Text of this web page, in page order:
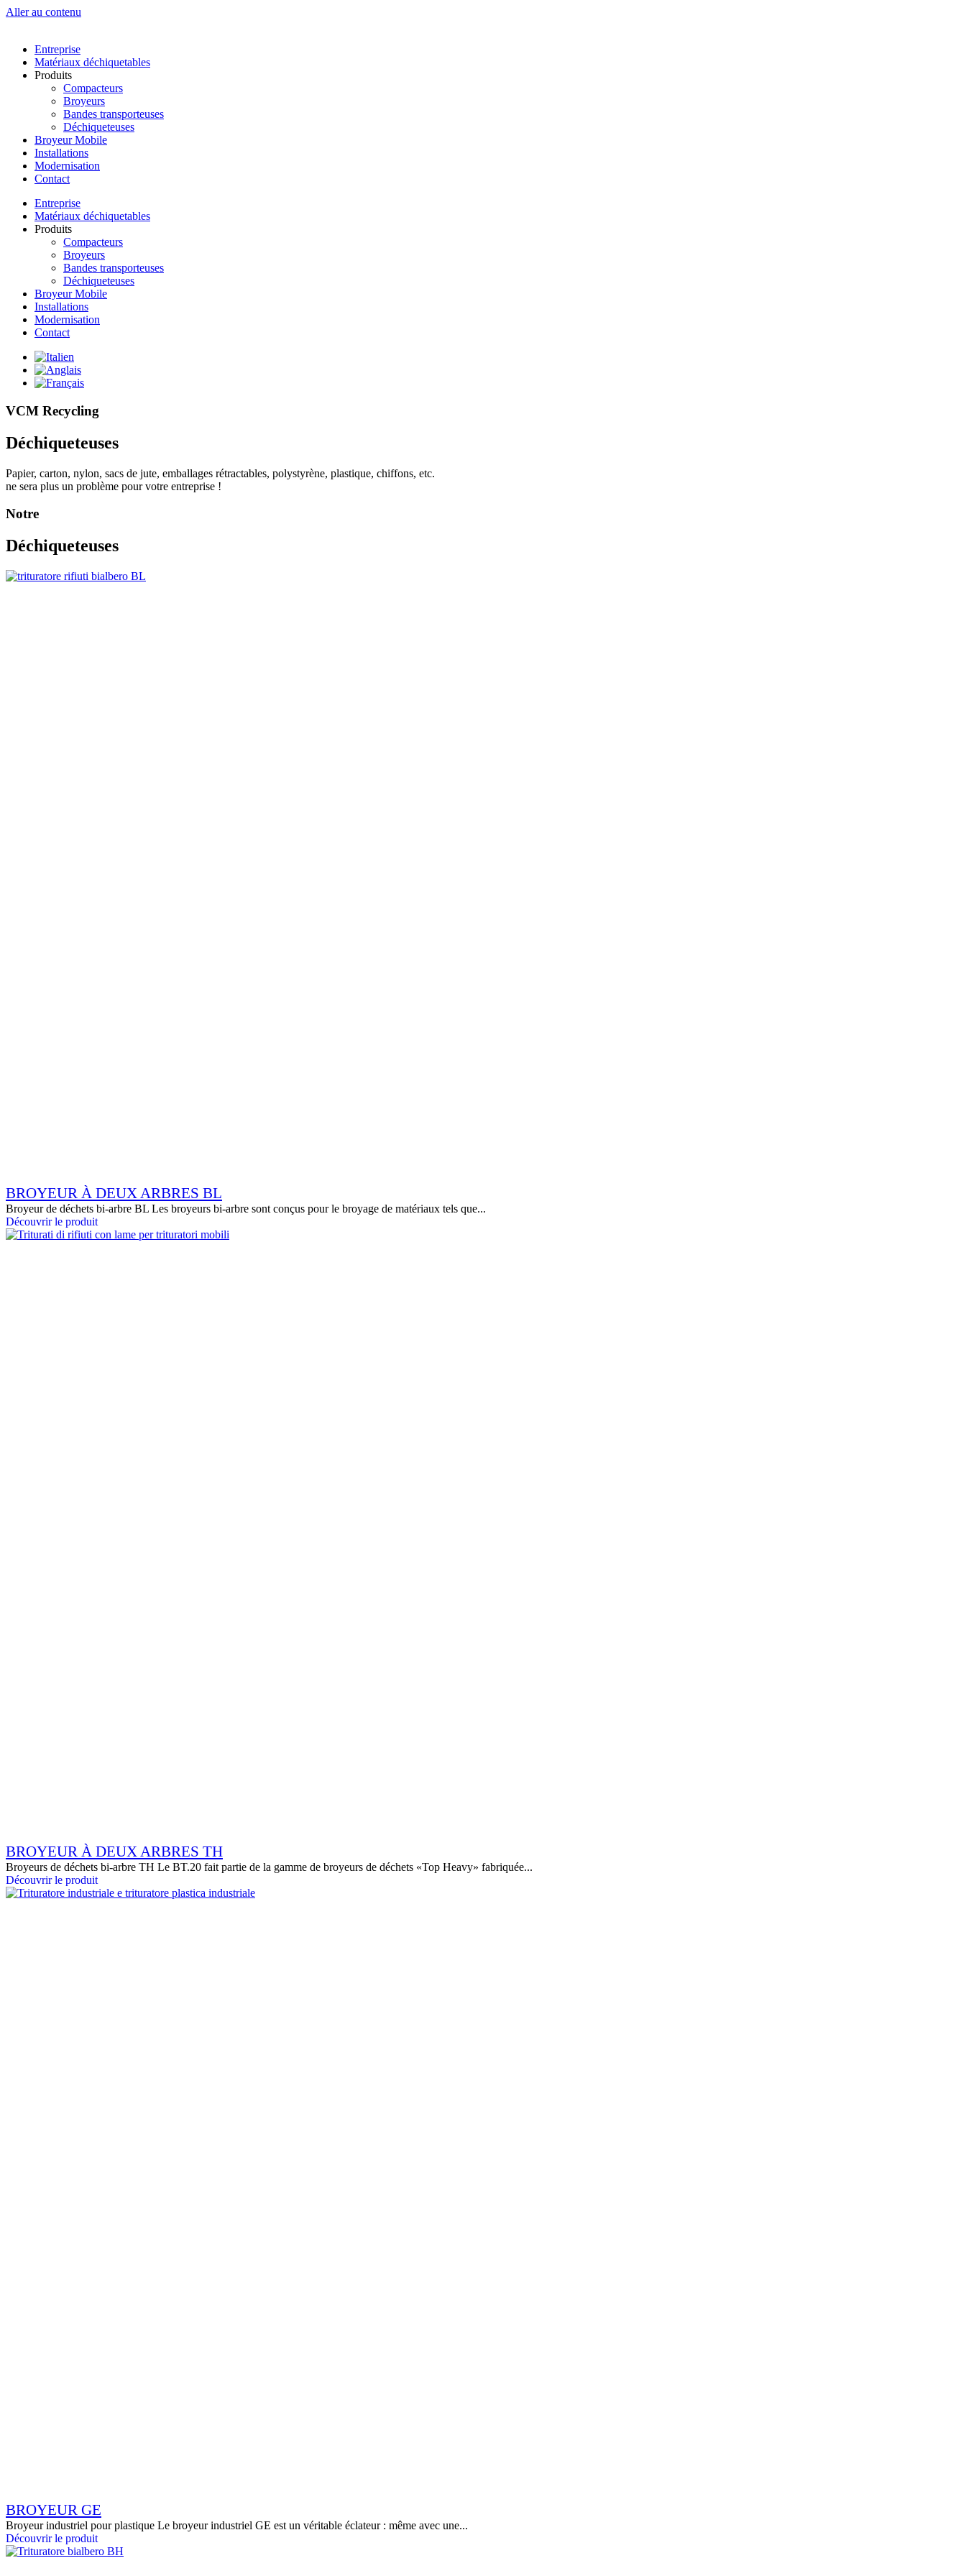
Aller au contenu
Entreprise
Matériaux déchiquetables
Produits
Compacteurs
Broyeurs
Bandes transporteuses
Déchiqueteuses
Broyeur Mobile
Installations
Modernisation
Contact
Entreprise
Matériaux déchiquetables
Produits
Compacteurs
Broyeurs
Bandes transporteuses
Déchiqueteuses
Broyeur Mobile
Installations
Modernisation
Contact
VCM Recycling
Déchiqueteuses
Papier, carton, nylon, sacs de jute, emballages rétractables, polystyrène, plastique, chiffons, etc.
ne sera plus un problème pour votre entreprise !
Notre
Déchiqueteuses
BROYEUR À DEUX ARBRES BL
Broyeur de déchets bi-arbre BL Les broyeurs bi-arbre sont conçus pour le broyage de matériaux tels que...
Découvrir le produit
BROYEUR À DEUX ARBRES TH
Broyeurs de déchets bi-arbre TH Le BT.20 fait partie de la gamme de broyeurs de déchets «Top Heavy» fabriquée...
Découvrir le produit
BROYEUR GE
Broyeur industriel pour plastique Le broyeur industriel GE est un véritable éclateur : même avec une...
Découvrir le produit